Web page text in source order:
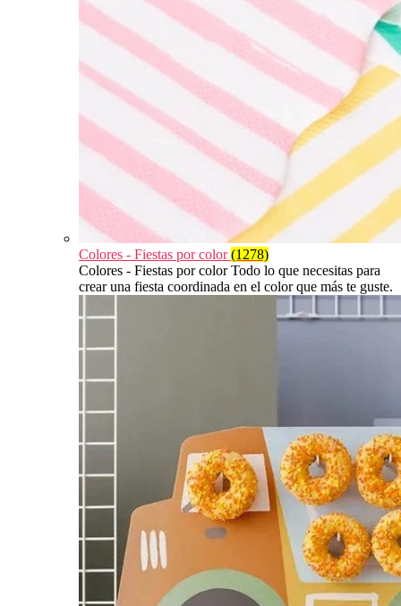
Colores - Fiestas por color(1278)
Colores - Fiestas por color Todo lo que necesitas para
crear una fiesta coordinada en el color que más te guste.